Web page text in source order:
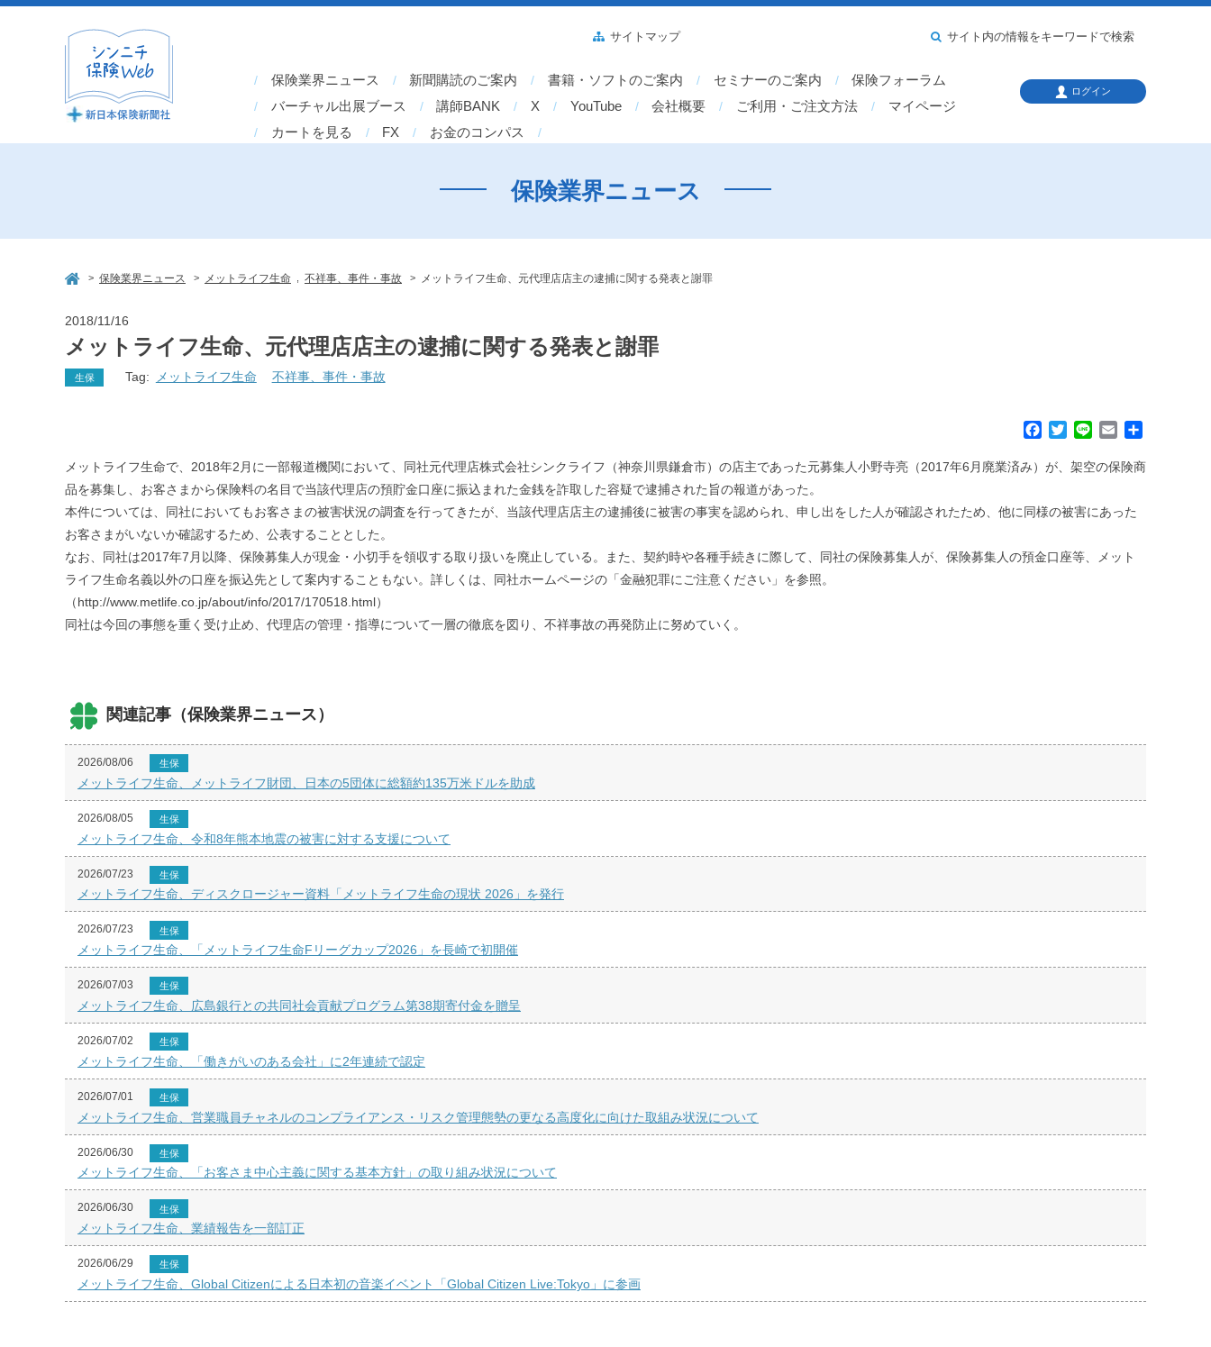
保険業界ニュース 新聞購読のご案内 書籍・ソフトのご案内 セミナーのご案内
保険フォーラム
バーチャル出展ブース
講師BANK X YouTube 会社概要 ご利用・ご注文方法
マイページ
カートを見る
FX お金のコンパス
サイトマップ サイト内の情報をキーワードで検索
ログイン
保険業界ニュース
> 保険業界ニュース > メットライフ生命 不祥事、事件・事故 > メットライフ生命、元代理店店主の逮捕に関する発表と謝罪
2018/11/16
メットライフ生命、元代理店店主の逮捕に関する発表と謝罪
生保 Tag: メットライフ生命 不祥事、事件・事故
c
o
k
e
n
a
メットライフ生命で、2018年2月に一部報道機関において、同社元代理店株式会社シンクライフ（神奈川県鎌倉市）の店主であった元募集人小野寺亮（2017年6月廃業済み）が、架空の保険商
品を募集し、お客さまから保険料の名目で当該代理店の預貯金口座に振込まれた金銭を詐取した容疑で逮捕された旨の報道があった。
本件については、同社においてもお客さまの被害状況の調査を行ってきたが、当該代理店店主の逮捕後に被害の事実を認められ、申し出をした人が確認されたため、他に同様の被害にあった
お客さまがいないか確認するため、公表することとした。
なお、同社は2017年7月以降、保険募集人が現金・小切手を領収する取り扱いを廃止している。また、契約時や各種手続きに際して、同社の保険募集人が、保険募集人の預金口座等、メット
ライフ生命名義以外の口座を振込先として案内することもない。詳しくは、同社ホームページの「金融犯罪にご注意ください」を参照。
（http://www.metlife.co.jp/about/info/2017/170518.html）
同社は今回の事態を重く受け止め、代理店の管理・指導について一層の徹底を図り、不祥事故の再発防止に努めていく。
関連記事（保険業界ニュース）
2026/08/06 生保
メットライフ生命、メットライフ財団、日本の5団体に総額約135万米ドルを助成
2026/08/05 生保
メットライフ生命、令和8年熊本地震の被害に対する支援について
2026/07/23 生保
メットライフ生命、ディスクロージャー資料「メットライフ生命の現状 2026」を発行
2026/07/23 生保
メットライフ生命、「メットライフ生命Fリーグカップ2026」を長崎で初開催
2026/07/03 生保
メットライフ生命、広島銀行との共同社会貢献プログラム第38期寄付金を贈呈
2026/07/02 生保
メットライフ生命、「働きがいのある会社」に2年連続で認定
2026/07/01 生保
メットライフ生命、営業職員チャネルのコンプライアンス・リスク管理態勢の更なる高度化に向けた取組み状況について
2026/06/30 生保
メットライフ生命、「お客さま中心主義に関する基本方針」の取り組み状況について
2026/06/30 生保
メットライフ生命、業績報告を一部訂正
2026/06/29 生保
メットライフ生命、Global Citizenによる日本初の音楽イベント「Global Citizen Live:Tokyo」に参画